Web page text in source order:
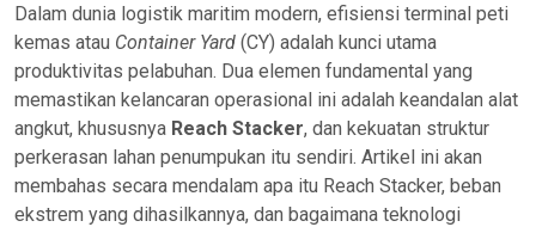
Dalam dunia logistik maritim modern, efisiensi terminal peti
kemas atau Container Yard (CY) adalah kunci utama
produktivitas pelabuhan. Dua elemen fundamental yang
memastikan kelancaran operasional ini adalah keandalan alat
angkut, khususnya Reach Stacker, dan kekuatan struktur
perkerasan lahan penumpukan itu sendiri. Artikel ini akan
membahas secara mendalam apa itu Reach Stacker, beban
ekstrem yang dihasilkannya, dan bagaimana teknologi